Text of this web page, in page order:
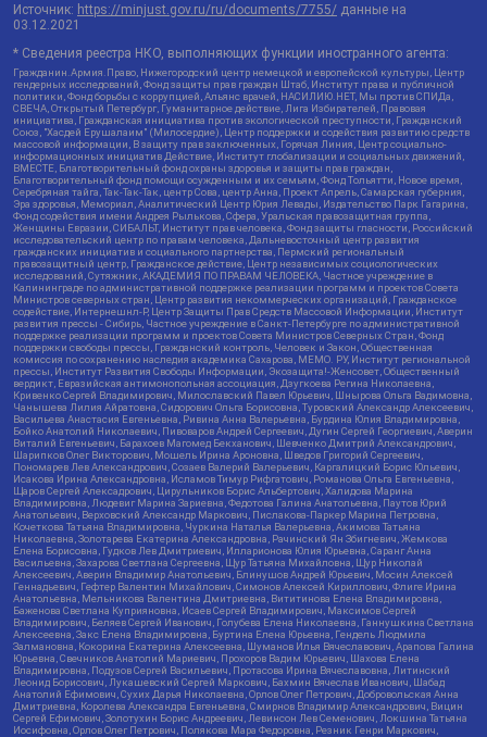
Источник: https://minjust.gov.ru/ru/documents/7755/ данные на
03.12.2021
* Сведения реестра НКО, выполняющих функции иностранного агента:
Гражданин.Армия.Право, Нижегородский центр немецкой и европейской культуры, Центр
гендерных исследований, Фонд защиты прав граждан Штаб, Институт права и публичной
политики, Фонд борьбы с коррупцией, Альянс врачей, НАСИЛИЮ.НЕТ, Мы против СПИДа,
СВЕЧА, Открытый Петербург, Гуманитарное действие, Лига Избирателей, Правовая
инициатива, Гражданская инициатива против экологической преступности, Гражданский
Союз, "Хасдей Ерушалаим" (Милосердие), Центр поддержки и содействия развитию средств
массовой информации, В защиту прав заключенных, Горячая Линия, Центр социально-
информационных инициатив Действие, Институт глобализации и социальных движений,
ВМЕСТЕ, Благотворительный фонд охраны здоровья и защиты прав граждан,
Благотворительный фонд помощи осужденным и их семьям, Фонд Тольятти, Новое время,
Серебряная тайга, Так-Так-Так, центр Сова, центр Анна, Проект Апрель, Самарская губерния,
Эра здоровья, Мемориал, Аналитический Центр Юрия Левады, Издательство Парк Гагарина,
Фонд содействия имени Андрея Рылькова, Сфера, Уральская правозащитная группа,
Женщины Евразии, СИБАЛЬТ, Институт прав человека, Фонд защиты гласности, Российский
исследовательский центр по правам человека, Дальневосточный центр развития
гражданских инициатив и социального партнерства, Пермский региональный
правозащитный центр, Гражданское действие, Центр независимых социологических
исследований, Сутяжник, АКАДЕМИЯ ПО ПРАВАМ ЧЕЛОВЕКА, Частное учреждение в
Калининграде по административной поддержке реализации программ и проектов Совета
Министров северных стран, Центр развития некоммерческих организаций, Гражданское
содействие, Интернешнл-Р, Центр Защиты Прав Средств Массовой Информации, Институт
развития прессы - Сибирь, Частное учреждение в Санкт-Петербурге по административной
поддержке реализации программ и проектов Совета Министров Северных Стран, Фонд
поддержки свободы прессы, Гражданский контроль, Человек и Закон, Общественная
комиссия по сохранению наследия академика Сахарова, МЕМО. РУ, Институт региональной
прессы, Институт Развития Свободы Информации, Экозащита!-Женсовет, Общественный
вердикт, Евразийская антимонопольная ассоциация, Дзугкоева Регина Николаевна,
Кривенко Сергей Владимирович, Милославский Павел Юрьевич, Шнырова Ольга Вадимовна,
Чанышева Лилия Айратовна, Сидорович Ольга Борисовна, Туровский Александр Алексеевич,
Васильева Анастасия Евгеньевна, Ривина Анна Валерьевна, Бурдина Юлия Владимировна,
Бойко Анатолий Николаевич, Пивоваров Андрей Сергеевич, Дугин Сергей Георгиевич, Аверин
Виталий Евгеньевич, Барахоев Магомед Бекханович, Шевченко Дмитрий Александрович,
Шарипков Олег Викторович, Мошель Ирина Ароновна, Шведов Григорий Сергеевич,
Пономарев Лев Александрович, Созаев Валерий Валерьевич, Каргалицкий Борис Юльевич,
Исакова Ирина Александровна, Исламов Тимур Рифгатович, Романова Ольга Евгеньевна,
Щаров Сергей Алексадрович, Цирульников Борис Альбертович, Халидова Марина
Владимировна, Людевиг Марина Зариевна, Федотова Галина Анатольевна, Паутов Юрий
Анатольевич, Верховский Александр Маркович, Пислакова-Паркер Марина Петровна,
Кочеткова Татьяна Владимировна, Чуркина Наталья Валерьевна, Акимова Татьяна
Николаевна, Золотарева Екатерина Александровна, Рачинский Ян Збигневич, Жемкова
Елена Борисовна, Гудков Лев Дмитриевич, Илларионова Юлия Юрьевна, Саранг Анна
Васильевна, Захарова Светлана Сергеевна, Щур Татьяна Михайловна, Щур Николай
Алексеевич, Аверин Владимир Анатольевич, Блинушов Андрей Юрьевич, Мосин Алексей
Геннадьевич, Гефтер Валентин Михайлович, Симонов Алексей Кириллович, Флиге Ирина
Анатольевна, Мельникова Валентина Дмитриевна, Вититинова Елена Владимировна,
Баженова Светлана Куприяновна, Исаев Сергей Владимирович, Максимов Сергей
Владимирович, Беляев Сергей Иванович, Голубева Елена Николаевна, Ганнушкина Светлана
Алексеевна, Закс Елена Владимировна, Буртина Елена Юрьевна, Гендель Людмила
Залмановна, Кокорина Екатерина Алексеевна, Шуманов Илья Вячеславович, Арапова Галина
Юрьевна, Свечников Анатолий Мариевич, Прохоров Вадим Юрьевич, Шахова Елена
Владимировна, Подузов Сергей Васильевич, Протасова Ирина Вячеславовна, Литинский
Леонид Борисович, Лукашевский Сергей Маркович, Бахмин Вячеслав Иванович, Шабад
Анатолий Ефимович, Сухих Дарья Николаевна, Орлов Олег Петрович, Добровольская Анна
Дмитриевна, Королева Александра Евгеньевна, Смирнов Владимир Александрович, Вицин
Сергей Ефимович, Золотухин Борис Андреевич, Левинсон Лев Семенович, Локшина Татьяна
Иосифовна, Орлов Олег Петрович, Полякова Мара Федоровна, Резник Генри Маркович,